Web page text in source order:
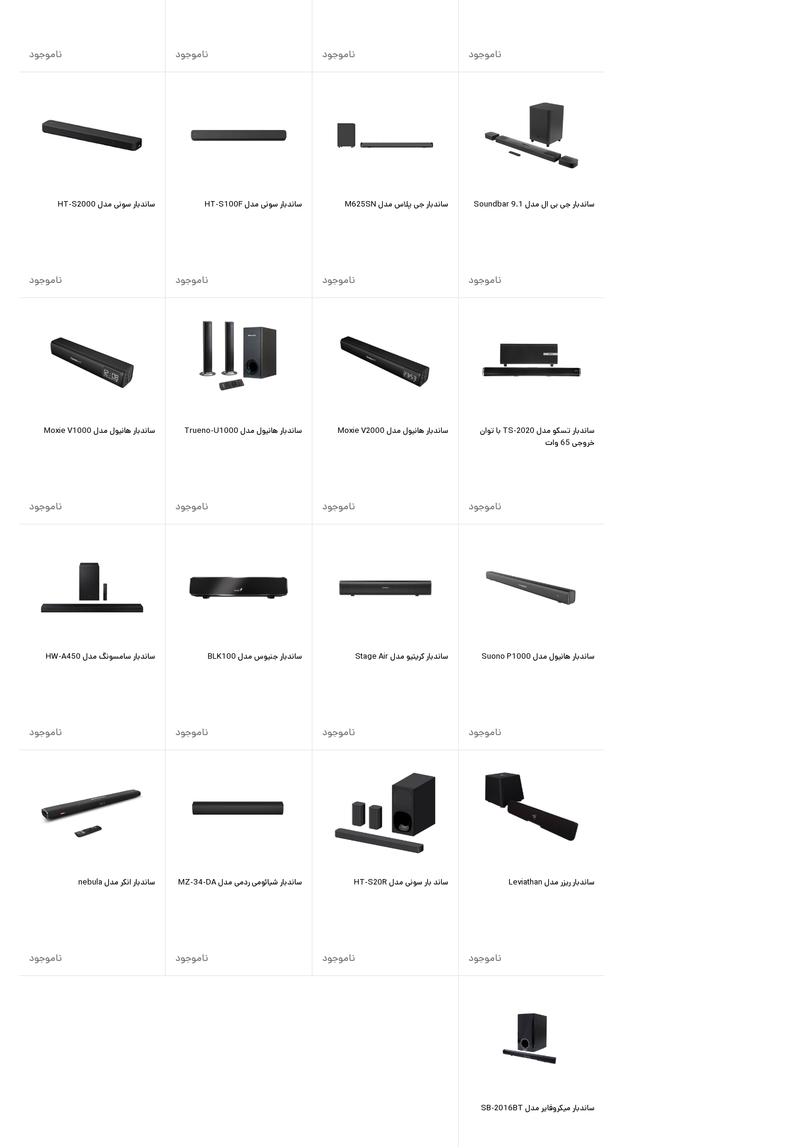
ناموجود ناموجود ناموجود ناموجود
ساندبار جی بی ال مدل Soundbar 9.1
ناموجود
ساندبار جی پلاس مدل M625SN
ناموجود
ساندبار سونی مدل HT-S100F
ناموجود
ساندبار سونی مدل HT-S2000
ناموجود
ساندبار تسکو مدل TS-2020 با توان
خروجی 65 وات
ناموجود
ساندبار هانیول مدل Moxie V2000
ناموجود
ساندبار هانیول مدل Trueno-U1000
ناموجود
ساندبار هانیول مدل Moxie V1000
ناموجود
ساندبار هانیول مدل Suono P1000
ناموجود
ساندبار کریتیو مدل Stage Air
ناموجود
ساندبار جنیوس مدل BLK100
ناموجود
ساندبار سامسونگ مدل HW-A450
ناموجود
ساندبار ریزر مدل Leviathan
ناموجود
ساند بار سونی مدل HT-S20R
ناموجود
ساندبار شیائومی ردمی مدل MZ-34-DA
ناموجود
ساندبار انکر مدل nebula
ناموجود
ساندبار میکروفایر مدل SB-2016BT